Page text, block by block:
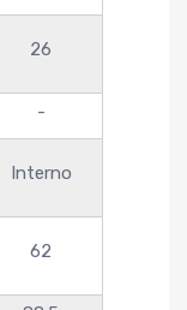
26
-
Interno
62